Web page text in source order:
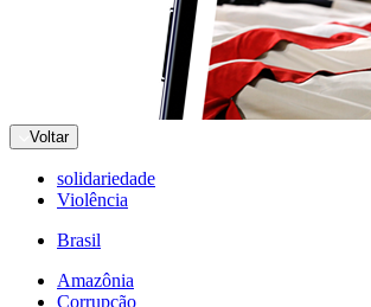
Voltar
solidariedade
Violência
Brasil
Amazônia
Corrupção